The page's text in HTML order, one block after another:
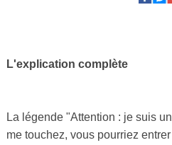
L'explication complète
La légende "Attention : je suis
me touchez, vous pourriez